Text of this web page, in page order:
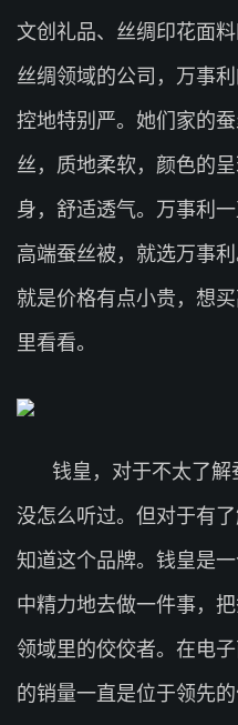
文创礼品、丝绸印花面
丝绸领域的公司，万事
控地特别严。她们家的
丝，质地柔软，颜色的
身，舒适透气。万事利
高端蚕丝被，就选万事
就是价格有点小贵，想
里看看。
钱皇，对于不太了解
没怎么听过。但对于有
知道这个品牌。钱皇是
中精力地去做一件事，
领域里的佼佼者。在电
的销量一直是位于领先